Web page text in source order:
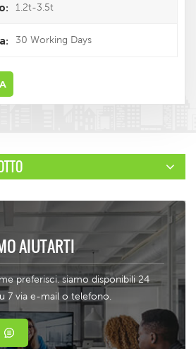
1.2t-3.5t
30 Working Days
AIUTARTI
preferisci. siamo disponibili 24
7 via e-mail o telefono.